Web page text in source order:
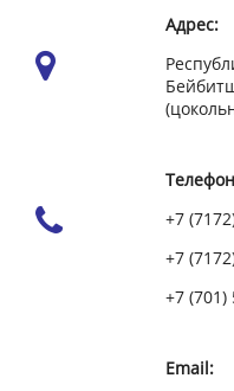
Адрес:
+7
+7
+7 (701)
Email: